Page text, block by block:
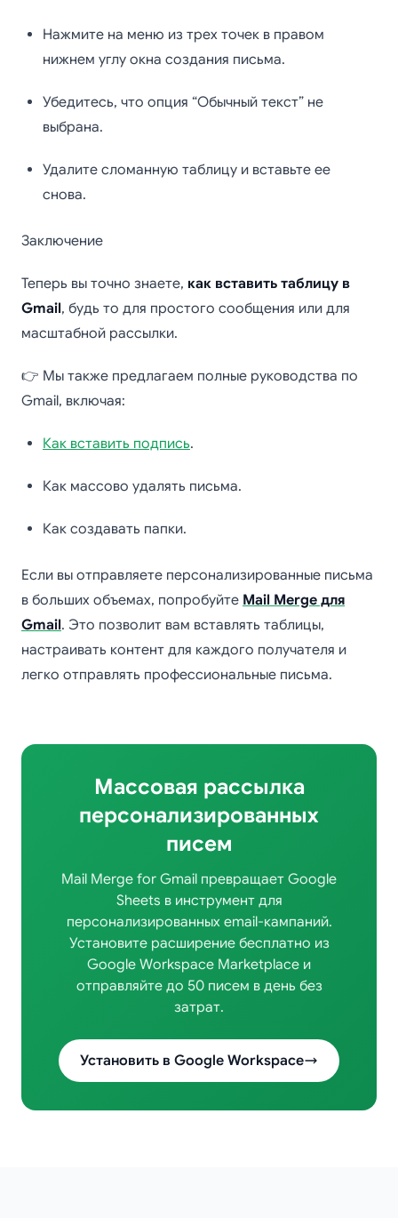
Нажмите на меню из трех точек в правом
нижнем углу окна создания письма.
Убедитесь, что опция “Обычный текст” не
выбрана.
Удалите сломанную таблицу и вставьте ее
снова.
Заключение
Теперь вы точно знаете, как вставить таблицу в
Gmail, будь то для простого сообщения или для
масштабной рассылки.
👉 Мы также предлагаем полные руководства по
Gmail, включая:
Как вставить подпись.
Как массово удалять письма.
Как создавать папки.
Если вы отправляете персонализированные письма
в больших объемах, попробуйте Mail Merge для
Gmail. Это позволит вам вставлять таблицы,
настраивать контент для каждого получателя и
легко отправлять профессиональные письма.
Массовая рассылка
персонализированных
писем
Mail Merge for Gmail превращает Google
Sheets в инструмент для
персонализированных email-кампаний.
Установите расширение бесплатно из
Google Workspace Marketplace и
отправляйте до 50 писем в день без
затрат.
Установить в Google Workspace